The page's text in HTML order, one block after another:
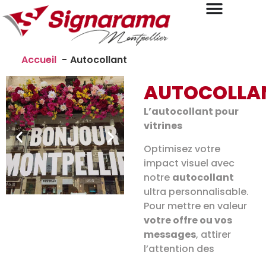
Accueil Autocollant
L’autocollant pour
vitrines
Optimisez votre
impact visuel avec
notre autocollant
ultra personnalisable.
Pour mettre en valeur
votre offre ou vos
messages, attirer
l’attention des